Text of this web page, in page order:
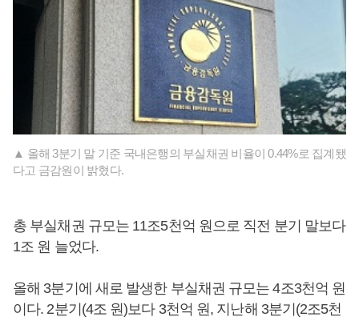
▲ 올해 3분기 말 기준 국내은행의 부실채권 비율이 0.44%로 집계됐
다고 금감원이 밝혔다.
총 부실채권 규모는 11조5천억 원으로 직전 분기 말보다
1조 원 늘었다.
올해 3분기에 새로 발생한 부실채권 규모는 4조3천억 원
이다. 2분기(4조 원)보다 3천억 원, 지난해 3분기(2조5천